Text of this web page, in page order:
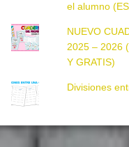
el alumno
NUEVO
2025 – 2026
Y GRATIS)
Divisiones